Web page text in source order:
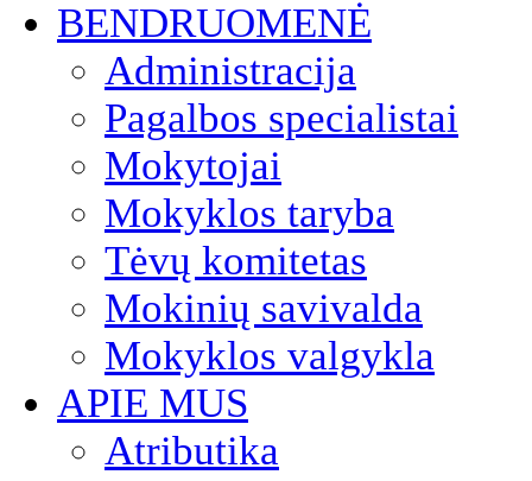
BENDRUOMENĖ
Administracija
Pagalbos specialistai
Mokytojai
Mokyklos taryba
Tėvų komitetas
Mokinių savivalda
Mokyklos valgykla
APIE MUS
Atributika